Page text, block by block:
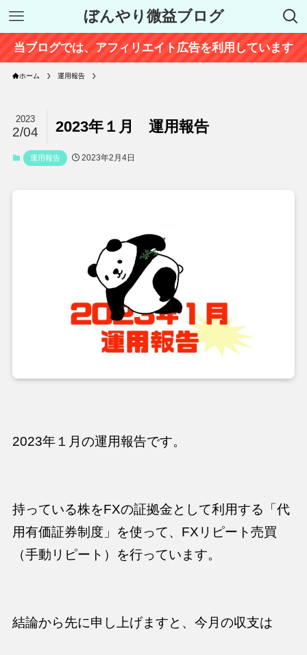
ぼんやり微益ブログ
当ブログでは、アフィリエイト広告を利用しています
ホーム 運用報告
2023年１月 運用報告
2023
2/04
運用報告 2023年2月4日
2023年１月の運用報告です。
持っている株をFXの証拠金として利用する「代
用有価証券制度」を使って、FXリピート売買
（手動リピート）を行っています。
結論から先に申し上げますと、今月の収支は